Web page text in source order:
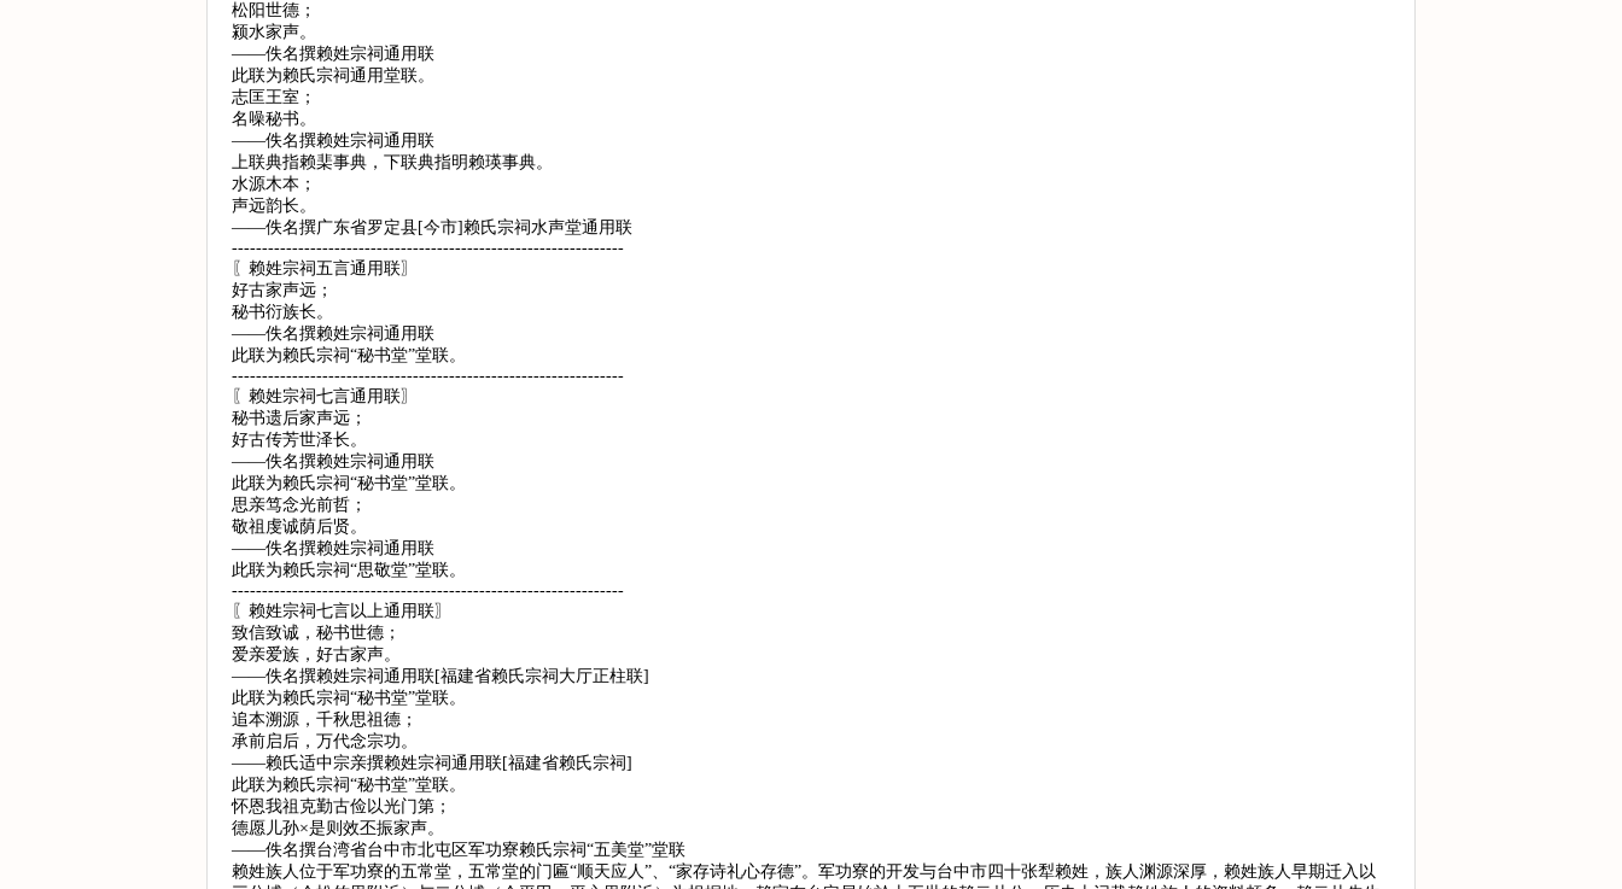
松阳世德；
颍水家声。
——佚名撰赖姓宗祠通用联
此联为赖氏宗祠通用堂联。
志匡王室；
名噪秘书。
——佚名撰赖姓宗祠通用联
上联典指赖棐事典，下联典指明赖瑛事典。
水源木本；
声远韵长。
——佚名撰广东省罗定县[今市]赖氏宗祠水声堂通用联
-----------------------------------------------------------------
〖赖姓宗祠五言通用联〗
好古家声远；
秘书衍族长。
——佚名撰赖姓宗祠通用联
此联为赖氏宗祠“秘书堂”堂联。
-----------------------------------------------------------------
〖赖姓宗祠七言通用联〗
秘书遗后家声远；
好古传芳世泽长。
——佚名撰赖姓宗祠通用联
此联为赖氏宗祠“秘书堂”堂联。
思亲笃念光前哲；
敬祖虔诚荫后贤。
——佚名撰赖姓宗祠通用联
此联为赖氏宗祠“思敬堂”堂联。
-----------------------------------------------------------------
〖赖姓宗祠七言以上通用联〗
致信致诚，秘书世德；
爱亲爱族，好古家声。
——佚名撰赖姓宗祠通用联[福建省赖氏宗祠大厅正柱联]
此联为赖氏宗祠“秘书堂”堂联。
追本溯源，千秋思祖德；
承前启后，万代念宗功。
——赖氏适中宗亲撰赖姓宗祠通用联[福建省赖氏宗祠]
此联为赖氏宗祠“秘书堂”堂联。
怀恩我祖克勤古俭以光门第；
德愿儿孙×是则效丕振家声。
——佚名撰台湾省台中市北屯区军功寮赖氏宗祠“五美堂”堂联
赖姓族人位于军功寮的五常堂，五常堂的门匾“顺天应人”、“家存诗礼心存德”。军功寮的开发与台中市四十张犁赖姓，族人渊源深厚，赖姓族人早期迁入以